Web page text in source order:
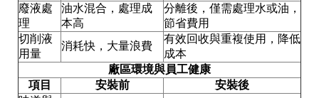
廢液處
理
油水混合，處理成
本高
分離後，僅需處理水或油，
節省費用
切削液
用量
消耗快，大量浪費
有效回收與重複使用，降低
成本
廠區環境與員工健康
項目
安裝前
安裝後